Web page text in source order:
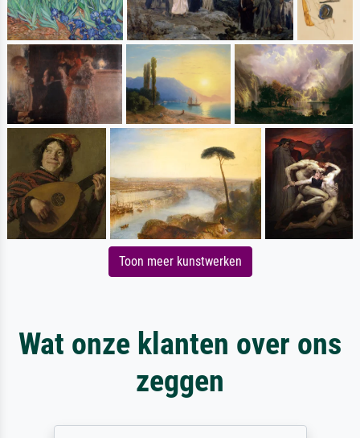
Toon meer kunstwerken
Wat onze klanten over ons
zeggen